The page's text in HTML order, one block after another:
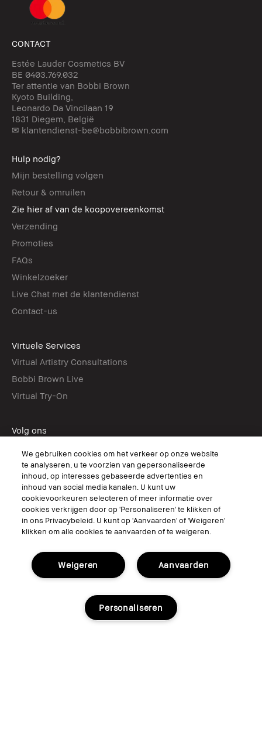
CONTACT
Estée Lauder Cosmetics BV
BE 0403.769.032
Ter attentie van Bobbi Brown
Kyoto Building,
Leonardo Da Vincilaan 19
1831 Diegem, België
✉ klantendienst-be@bobbibrown.com
Hulp nodig?
Mijn bestelling volgen
Retour & omruilen
Zie hier af van de koopovereenkomst
Verzending
Promoties
FAQs
Winkelzoeker
Live Chat met de klantendienst
Contact-us
Virtuele Services
Virtual Artistry Consultations
Bobbi Brown Live
Virtual Try-On
Volg ons
© Bobbi Brown Professional Cosmetics, Inc. All worldwide rights reserved.
Algemene voorwaarden
Mijn persoonlijke informatie niet verkopen of delen/Gerichte
advertenties
Het gebruik van mijn gevoelige persoonlijke informatie beperken
Privacybeleid
Beheer van sitecookies
We gebruiken cookies om het verkeer op onze website
te analyseren, u te voorzien van gepersonaliseerde
inhoud, op interesses gebaseerde advertenties en
inhoud van social media kanalen. U kunt uw
cookievoorkeuren selecteren of meer informatie over
cookies verkrijgen door op 'Personaliseren' te klikken of
in ons Privacybeleid. U kunt op 'Aanvaarden' of 'Weigeren'
klikken om alle cookies te aanvaarden of te weigeren.
Aanvaarden
Weigeren
Personaliseren